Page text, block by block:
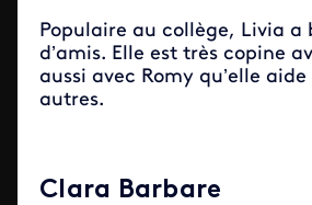
Populaire au collège, Livia a
d’amis. Elle est très copine
aussi avec Romy qu’elle aide
autres.
Clara Barbare